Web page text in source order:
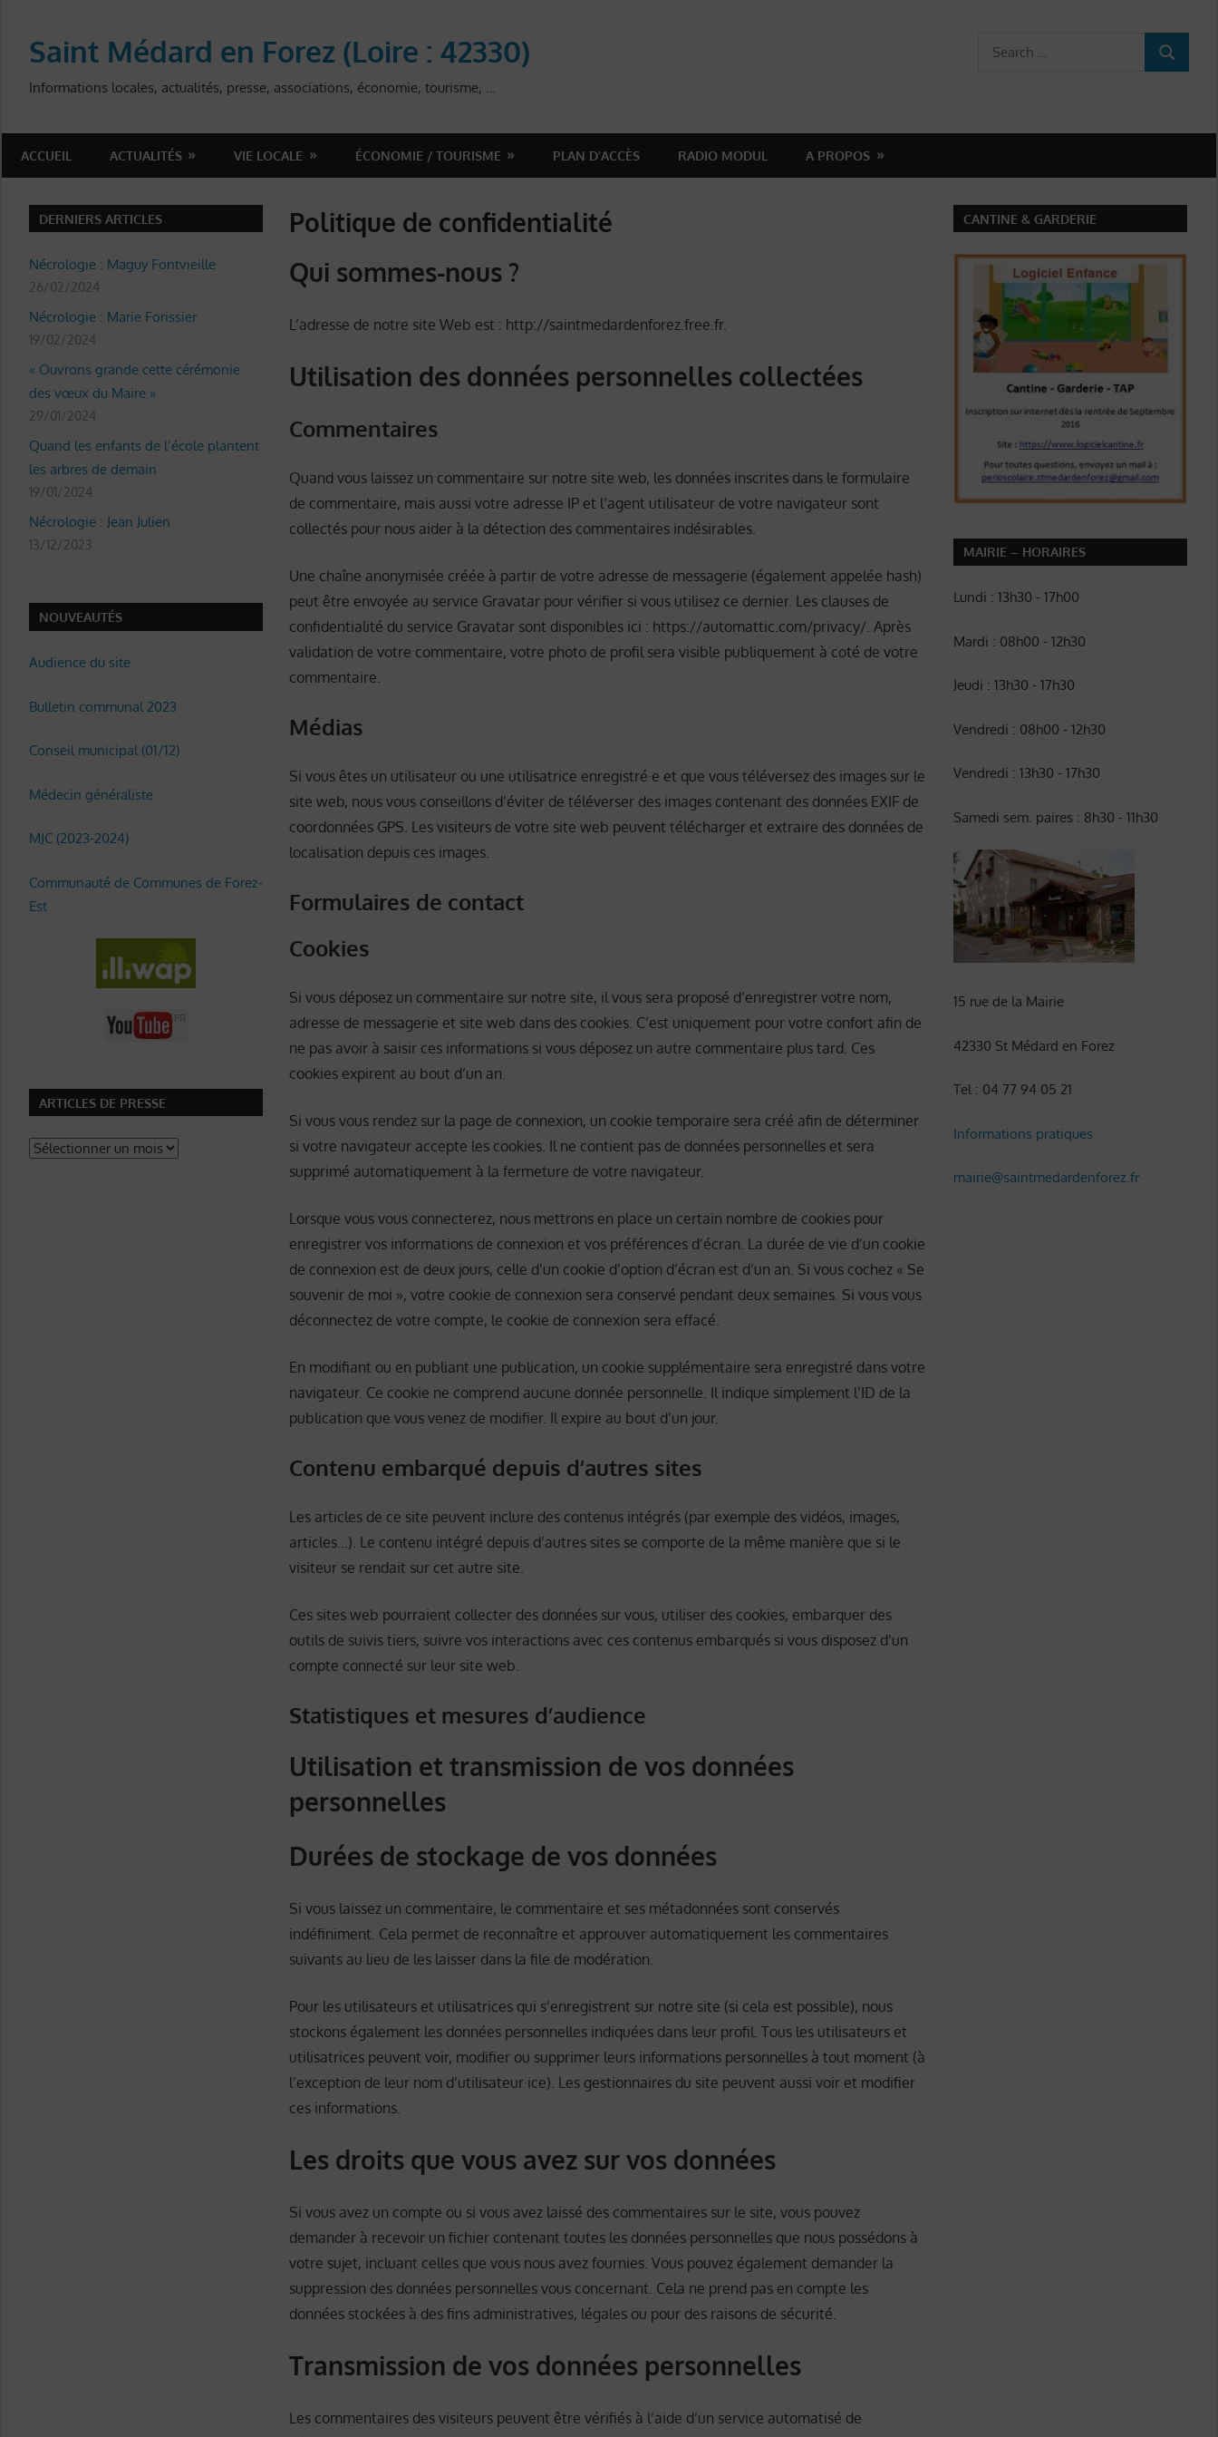
contentSaint Médard en Forez (Loire : 42330)
Informations locales, actualités, presse, associations, économie, tourisme, …
Search
SEARCH
ACCUEIL ACTUALITÉS VIE LOCALE ÉCONOMIE / TOURISME PLAN D’ACCÈS RADIO MODUL A PROPOS
Politique de confidentialité
Qui sommes-nous ?
L’adresse de notre site Web est : http://saintmedardenforez.free.fr.
Utilisation des données personnelles collectées
Commentaires
Quand vous laissez un commentaire sur notre site web, les données inscrites dans le formulaire
de commentaire, mais aussi votre adresse IP et l’agent utilisateur de votre navigateur sont
collectés pour nous aider à la détection des commentaires indésirables.
Une chaîne anonymisée créée à partir de votre adresse de messagerie (également appelée hash)
peut être envoyée au service Gravatar pour vérifier si vous utilisez ce dernier. Les clauses de
confidentialité du service Gravatar sont disponibles ici : https://automattic.com/privacy/. Après
validation de votre commentaire, votre photo de profil sera visible publiquement à coté de votre
commentaire.
Médias
Si vous êtes un utilisateur ou une utilisatrice enregistré·e et que vous téléversez des images sur le
site web, nous vous conseillons d’éviter de téléverser des images contenant des données EXIF de
coordonnées GPS. Les visiteurs de votre site web peuvent télécharger et extraire des données de
localisation depuis ces images.
Formulaires de contact
Cookies
Si vous déposez un commentaire sur notre site, il vous sera proposé d’enregistrer votre nom,
adresse de messagerie et site web dans des cookies. C’est uniquement pour votre confort afin de
ne pas avoir à saisir ces informations si vous déposez un autre commentaire plus tard. Ces
cookies expirent au bout d’un an.
Si vous vous rendez sur la page de connexion, un cookie temporaire sera créé afin de déterminer
si votre navigateur accepte les cookies. Il ne contient pas de données personnelles et sera
supprimé automatiquement à la fermeture de votre navigateur.
Lorsque vous vous connecterez, nous mettrons en place un certain nombre de cookies pour
enregistrer vos informations de connexion et vos préférences d’écran. La durée de vie d’un cookie
de connexion est de deux jours, celle d’un cookie d’option d’écran est d’un an. Si vous cochez « Se
souvenir de moi », votre cookie de connexion sera conservé pendant deux semaines. Si vous vous
déconnectez de votre compte, le cookie de connexion sera effacé.
En modifiant ou en publiant une publication, un cookie supplémentaire sera enregistré dans votre
navigateur. Ce cookie ne comprend aucune donnée personnelle. Il indique simplement l’ID de la
publication que vous venez de modifier. Il expire au bout d’un jour.
Contenu embarqué depuis d’autres sites
Les articles de ce site peuvent inclure des contenus intégrés (par exemple des vidéos, images,
articles…). Le contenu intégré depuis d’autres sites se comporte de la même manière que si le
visiteur se rendait sur cet autre site.
Ces sites web pourraient collecter des données sur vous, utiliser des cookies, embarquer des
outils de suivis tiers, suivre vos interactions avec ces contenus embarqués si vous disposez d’un
compte connecté sur leur site web.
Statistiques et mesures d’audience
Utilisation et transmission de vos données
personnelles
Durées de stockage de vos données
Si vous laissez un commentaire, le commentaire et ses métadonnées sont conservés
indéfiniment. Cela permet de reconnaître et approuver automatiquement les commentaires
suivants au lieu de les laisser dans la file de modération.
Pour les utilisateurs et utilisatrices qui s’enregistrent sur notre site (si cela est possible), nous
stockons également les données personnelles indiquées dans leur profil. Tous les utilisateurs et
utilisatrices peuvent voir, modifier ou supprimer leurs informations personnelles à tout moment (à
l’exception de leur nom d’utilisateur·ice). Les gestionnaires du site peuvent aussi voir et modifier
ces informations.
Les droits que vous avez sur vos données
Si vous avez un compte ou si vous avez laissé des commentaires sur le site, vous pouvez
demander à recevoir un fichier contenant toutes les données personnelles que nous possédons à
votre sujet, incluant celles que vous nous avez fournies. Vous pouvez également demander la
suppression des données personnelles vous concernant. Cela ne prend pas en compte les
données stockées à des fins administratives, légales ou pour des raisons de sécurité.
Transmission de vos données personnelles
Les commentaires des visiteurs peuvent être vérifiés à l’aide d’un service automatisé de
DERNIERS ARTICLES
Nécrologie : Maguy Fontvieille
26/02/2024
Nécrologie : Marie Forissier
19/02/2024
« Ouvrons grande cette cérémonie
des vœux du Maire »
29/01/2024
Quand les enfants de l’école plantent
les arbres de demain
19/01/2024
Nécrologie : Jean Julien
13/12/2023
NOUVEAUTÉS
Audience du site
Bulletin communal 2023
Conseil municipal (01/12)
Médecin généraliste
MJC (2023-2024)
Communauté de Communes de Forez-
Est
ARTICLES DE PRESSE
Articles
CANTINE & GARDERIE
MAIRIE – HORAIRES
Lundi : 13h30 - 17h00
Mardi : 08h00 - 12h30
Jeudi : 13h30 - 17h30
Vendredi : 08h00 - 12h30
Vendredi : 13h30 - 17h30
Samedi sem. paires : 8h30 - 11h30
15 rue de la Mairie
42330 St Médard en Forez
Tel : 04 77 94 05 21
Informations pratiques
mairie@saintmedardenforez.fr